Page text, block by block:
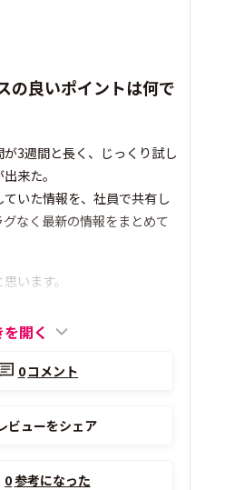
の良いポイントは何で
3週間と長く、じっくり試し
来た。
いた情報を、社員で共有し
なく最新の情報をまとめて
います。
開く
0コメント
ビューをシェア
0参考になった